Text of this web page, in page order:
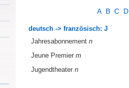
A B C
deutsch -> französisch: J
Jahresabonnement n
Jeune Premier m
Jugendtheater n